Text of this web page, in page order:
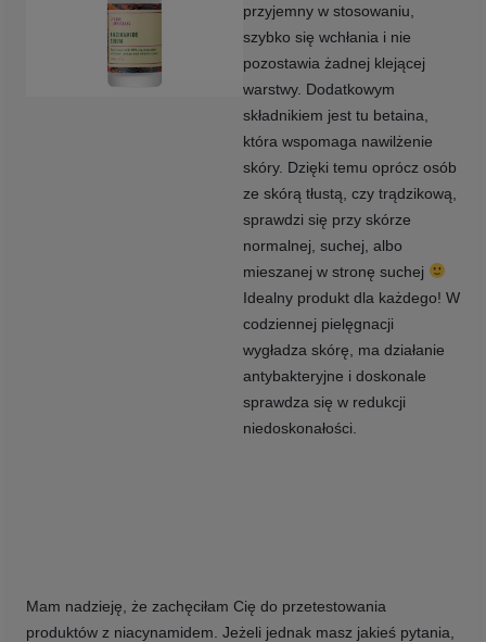
przyjemny w stosowaniu,
szybko się wchłania i nie
pozostawia żadnej klejącej
warstwy. Dodatkowym
składnikiem jest tu betaina,
która wspomaga nawilżenie
skóry. Dzięki temu oprócz osób
ze skórą tłustą, czy trądzikową,
sprawdzi się przy skórze
normalnej, suchej, albo
mieszanej w stronę suchej
Idealny produkt dla każdego! W
codziennej pielęgnacji
wygładza skórę, ma działanie
antybakteryjne i doskonale
sprawdza się w redukcji
niedoskonałości.
Mam nadzieję, że zachęciłam Cię do przetestowania
produktów z niacynamidem. Jeżeli jednak masz jakieś pytania,